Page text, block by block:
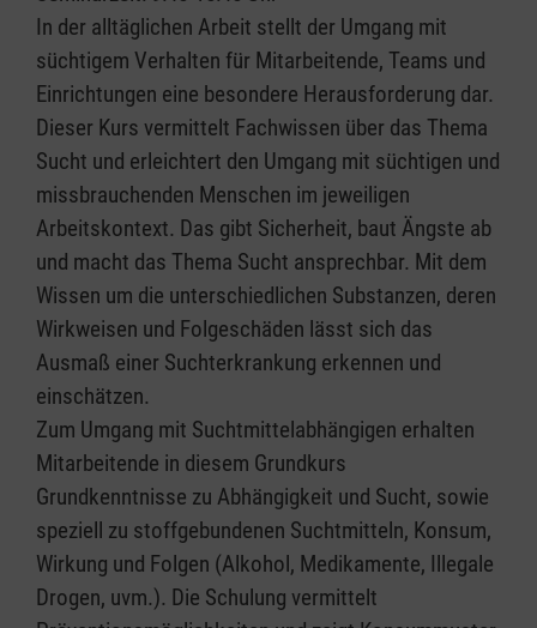
In der alltäglichen Arbeit stellt der Umgang mit
süchtigem Verhalten für Mitarbeitende, Teams und
Einrichtungen eine besondere Herausforderung dar.
Dieser Kurs vermittelt Fachwissen über das Thema
Sucht und erleichtert den Umgang mit süchtigen und
missbrauchenden Menschen im jeweiligen
Arbeitskontext. Das gibt Sicherheit, baut Ängste ab
und macht das Thema Sucht ansprechbar. Mit dem
Wissen um die unterschiedlichen Substanzen, deren
Wirkweisen und Folgeschäden lässt sich das
Ausmaß einer Suchterkrankung erkennen und
einschätzen.
Zum Umgang mit Suchtmittelabhängigen erhalten
Mitarbeitende in diesem Grundkurs
Grundkenntnisse zu Abhängigkeit und Sucht, sowie
speziell zu stoffgebundenen Suchtmitteln, Konsum,
Wirkung und Folgen (Alkohol, Medikamente, Illegale
Drogen, uvm.). Die Schulung vermittelt